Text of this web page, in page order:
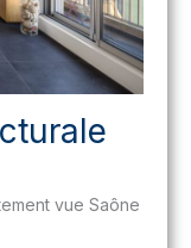
vue Saône